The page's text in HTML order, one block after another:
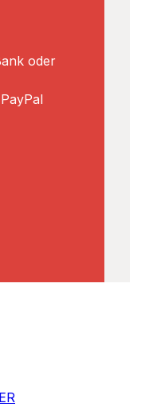
oder